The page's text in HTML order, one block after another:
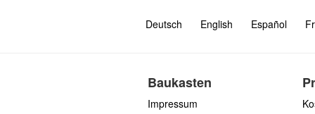
Deutsch English Español
Baukasten
Impressum